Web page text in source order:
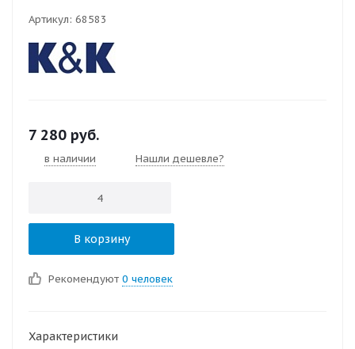
Артикул: 68583
7 280 руб.
в наличии Нашли дешевле?
В корзину
Рекомендуют 0 человек
Характеристики